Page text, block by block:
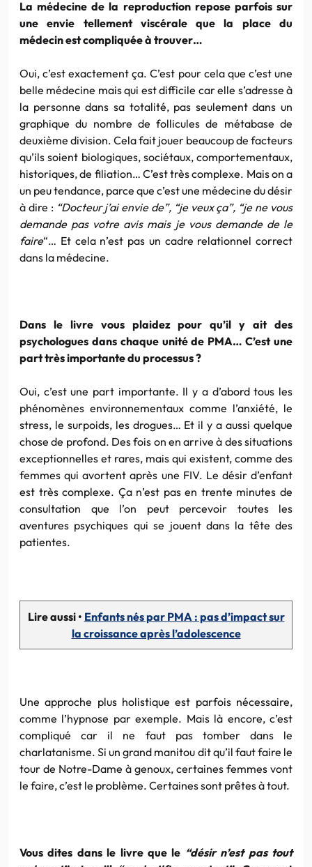
La médecine de la reproduction repose parfois sur
une envie tellement viscérale que la place du
médecin est compliquée à trouver…
Oui, c’est exactement ça. C’est pour cela que c’est une
belle médecine mais qui est difficile car elle s’adresse à
la personne dans sa totalité, pas seulement dans un
graphique du nombre de follicules de métabase de
deuxième division. Cela fait jouer beaucoup de facteurs
qu’ils soient biologiques, sociétaux, comportementaux,
historiques, de filiation… C’est très complexe. Mais on a
un peu tendance, parce que c’est une médecine du désir
à dire : “Docteur j’ai envie de”, “je veux ça”, “je ne vous
demande pas votre avis mais je vous demande de le
faire“… Et cela n’est pas un cadre relationnel correct
dans la médecine.
Dans le livre vous plaidez pour qu’il y ait des
psychologues dans chaque unité de PMA… C’est une
part très importante du processus ?
Oui, c’est une part importante. Il y a d’abord tous les
phénomènes environnementaux comme l’anxiété, le
stress, le surpoids, les drogues… Et il y a aussi quelque
chose de profond. Des fois on en arrive à des situations
exceptionnelles et rares, mais qui existent, comme des
femmes qui avortent après une FIV. Le désir d’enfant
est très complexe. Ça n’est pas en trente minutes de
consultation que l’on peut percevoir toutes les
aventures psychiques qui se jouent dans la tête des
patientes.
Lire aussi • Enfants nés par PMA : pas d’impact sur
la croissance après l’adolescence
Une approche plus holistique est parfois nécessaire,
comme l’hypnose par exemple. Mais là encore, c’est
compliqué car il ne faut pas tomber dans le
charlatanisme. Si un grand manitou dit qu’il faut faire le
tour de Notre-Dame à genoux, certaines femmes vont
le faire, c’est le problème. Certaines sont prêtes à tout.
Vous dites dans le livre que le “désir n’est pas tout